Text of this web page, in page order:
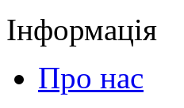
Інформація
Про нас